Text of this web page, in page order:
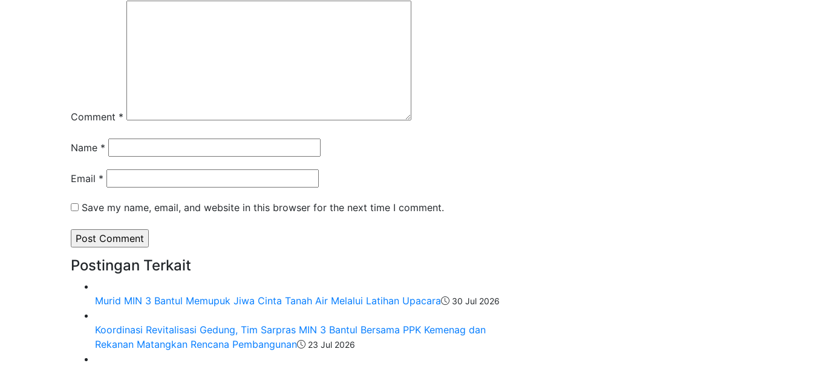
Comment *
Name *
Email *
Save my name, email, and website in this browser for the next time I comment.
Postingan Terkait
Murid MIN 3 Bantul Memupuk Jiwa Cinta Tanah Air Melalui Latihan Upacara 30 Jul 2026
Koordinasi Revitalisasi Gedung, Tim Sarpras MIN 3 Bantul Bersama PPK Kemenag dan
Rekanan Matangkan Rencana Pembangunan
23 Jul 2026